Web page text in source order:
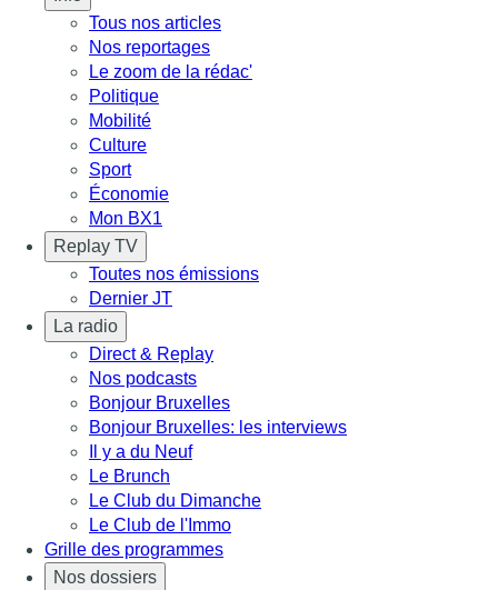
Tous nos articles
Nos reportages
Le zoom de la rédac'
Politique
Mobilité
Culture
Sport
Économie
Mon BX1
Replay TV
Toutes nos émissions
Dernier JT
La radio
Direct & Replay
Nos podcasts
Bonjour Bruxelles
Bonjour Bruxelles: les interviews
Il y a du Neuf
Le Brunch
Le Club du Dimanche
Le Club de l'Immo
Grille des programmes
Nos dossiers